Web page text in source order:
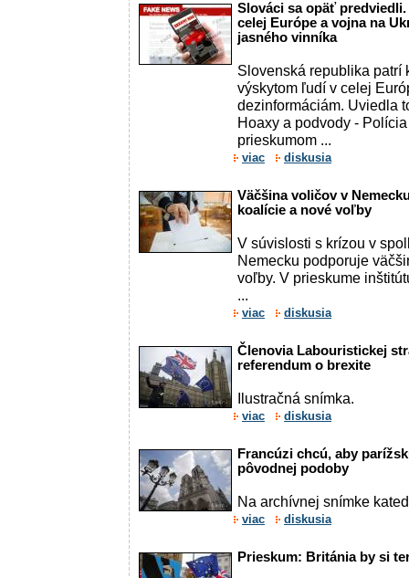
Slováci sa opäť
celej Európe a vojna na
jasného vinníka
Slovenská republika patrí
výskytom ľudí v celej
dezinformáciám. Uviedla
Hoaxy a podvody -
prieskumom ...
viac diskusia
Väčšina voličov v
koalície a nové voľby
V súvislosti s krízou v
Nemecku podporuje
voľby. V prieskume
...
viac diskusia
Členovia Labouristickej
referendum o brexite
Ilustračná snímka.
viac diskusia
Francúzi chcú, aby
pôvodnej podoby
Na archívnej snímke
viac diskusia
Prieskum: Británia by si